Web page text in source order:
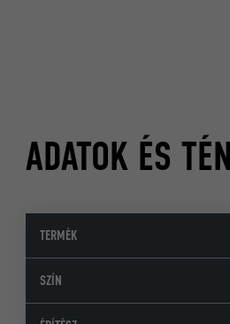
ADATOK ÉS
TERMÉK
SZÍN